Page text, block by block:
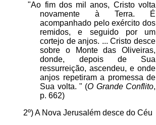
"Ao fim dos mil anos, Cristo volta
novamente à Terra. É
acompanhado pelo exército dos
remidos, e seguido por um
cortejo de anjos. ... Cristo desce
sobre o Monte das Oliveiras,
donde, depois de Sua
ressurreição, ascendeu, e onde
anjos repetiram a promessa de
Sua volta. " (O Grande Conflito,
p. 662)
2º) A Nova Jerusalém desce do Céu